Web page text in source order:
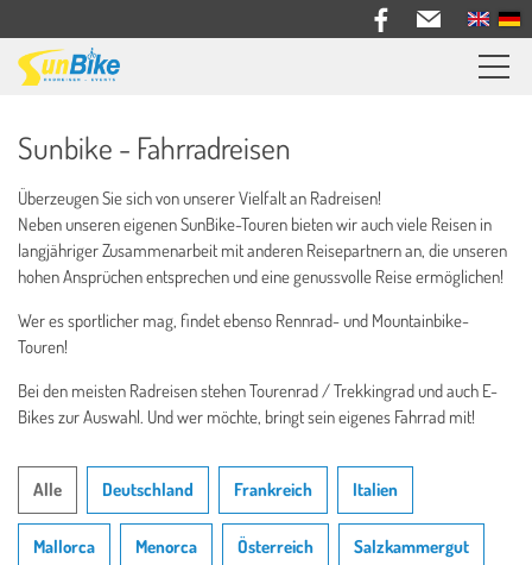
Informationen
Bike Verleih
Über uns
Kontakt
Sunbike - Fahrradreisen
Überzeugen Sie sich von unserer Vielfalt an Radreisen!
Neben unseren eigenen SunBike-Touren bieten wir auch viele Reisen in
langjähriger Zusammenarbeit mit anderen Reisepartnern an, die unseren
hohen Ansprüchen entsprechen und eine genussvolle Reise ermöglichen!
Wer es sportlicher mag, findet ebenso Rennrad- und Mountainbike-
Touren!
Bei den meisten Radreisen stehen Tourenrad / Trekkingrad und auch E-
Bikes zur Auswahl. Und wer möchte, bringt sein eigenes Fahrrad mit!
Alle Deutschland Frankreich Italien
Mallorca Menorca Österreich Salzkammergut